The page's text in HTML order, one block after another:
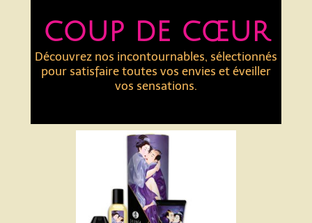
coup de cœur
Découvrez nos incontournables, sélectionnés
pour satisfaire toutes vos envies et éveiller
vos sensations.